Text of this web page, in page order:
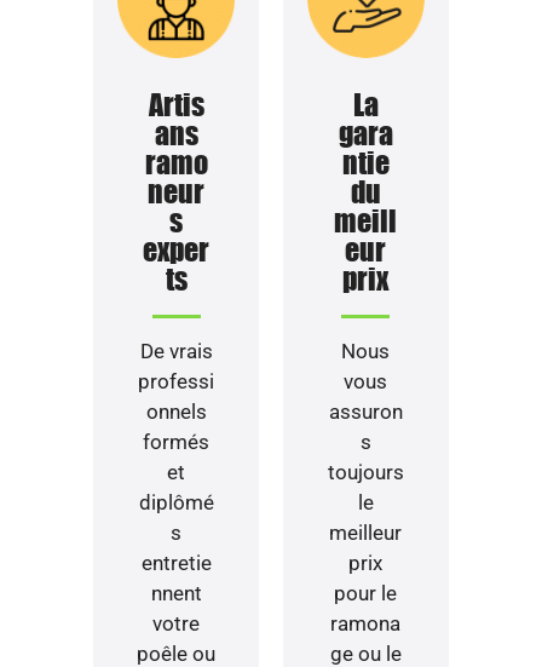
Artis
ans
ramo
neur
s
exper
ts
De vrais
professi
onnels
formés
et
diplômé
s
entretie
nnent
votre
poêle ou
La
gara
ntie
du
meill
eur
prix
Nous
vous
assuron
s
toujours
le
meilleur
prix
pour le
ramona
ge ou le